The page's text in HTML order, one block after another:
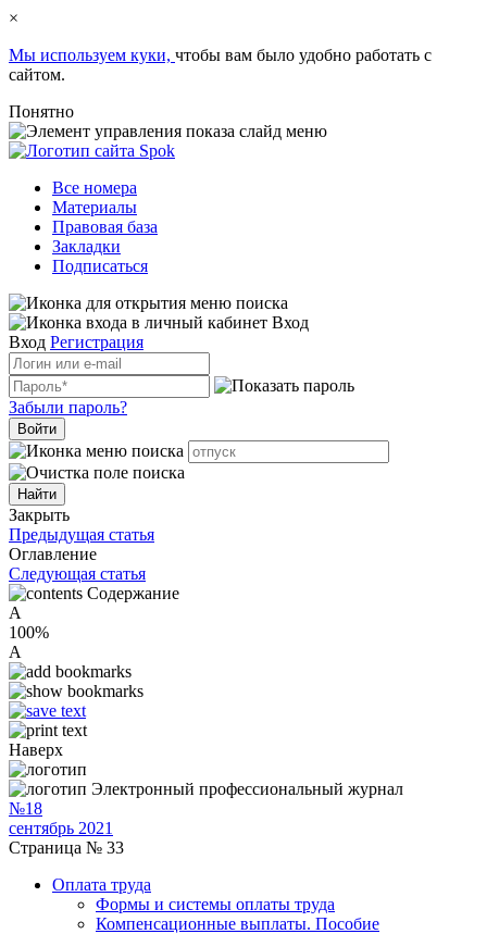
×
Мы используем куки, чтобы вам было удобно работать с
сайтом.
Понятно
Все номера
Материалы
Правовая база
Закладки
Подписаться
Вход
Вход Регистрация
Забыли пароль?
Войти
Закрыть
Предыдущая статья
Оглавление
Следующая статья
Содержание
A
100%
A
Наверх
Электронный профессиональный журнал
№18
сентябрь 2021
Страница № 33
Оплата труда
Формы и системы оплаты труда
Компенсационные выплаты. Пособие